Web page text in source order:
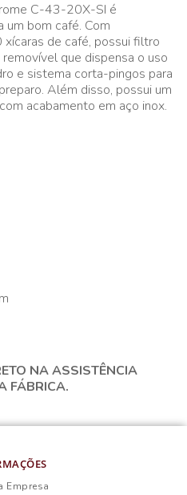
C-43-20X-SI é
um bom café. Com
de café, possui filtro
que dispensa o uso
e sistema corta-pingos para
Além disso, possui um
acabamento em aço inox.
NA ASSISTÊNCIA
FÁBRICA.
Empresa